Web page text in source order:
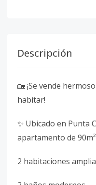
Descripción
🏡 ¡Se vende
habitar!
✨ Ubicado en Punta
apartamento de
2 habitaciones